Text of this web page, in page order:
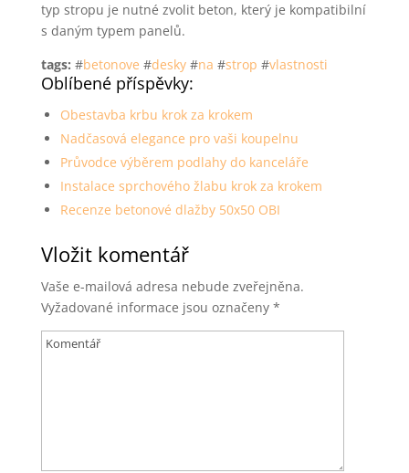
typ stropu je nutné zvolit beton, který je kompatibilní
s daným typem panelů.
tags: #betonove #desky#na #strop #vlastnosti
Oblíbené příspěvky:
Obestavba krbu krok za krokem
Nadčasová elegance pro vaši koupelnu
Průvodce výběrem podlahy do kanceláře
Instalace sprchového žlabu krok za krokem
Recenze betonové dlažby 50x50 OBI
Vložit komentář
Vaše e-mailová adresa nebude zveřejněna.
Vyžadované informace jsou označeny *